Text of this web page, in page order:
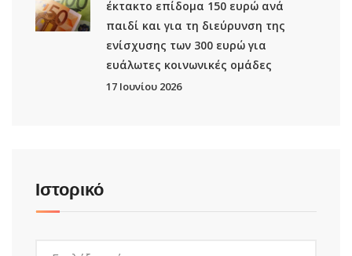
έκτακτο επίδομα 150 ευρώ ανά
παιδί και για τη διεύρυνση της
ενίσχυσης των 300 ευρώ για
ευάλωτες κοινωνικές ομάδες
17 Ιουνίου 2026
Ιστορικό